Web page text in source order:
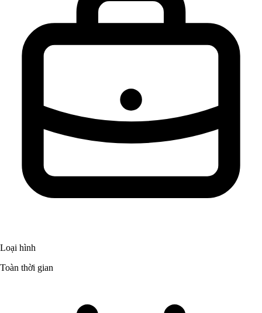
Loại hình
Toàn thời gian